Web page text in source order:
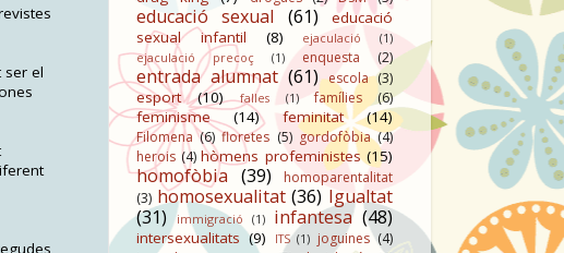
ser el
educació sexual (61)
educació
sexual infantil
(8) ejaculació
(1)
ejaculació precoç
(1) enquesta (2)
entrada alumnat (61) escola (3)
esport (10) falles (1) famílies (6)
feminisme (14) feminitat (14)
Filomena (6) floretes (5) gordofòbia (4)
herois (4) hòmens profeministes (15)
homofòbia (39)
homoparentalitat
(3) homosexualitat (36) Igualtat
(31)
immigració (1) infantesa (48)
intersexualitats (9) ITS (1) joguines (4)